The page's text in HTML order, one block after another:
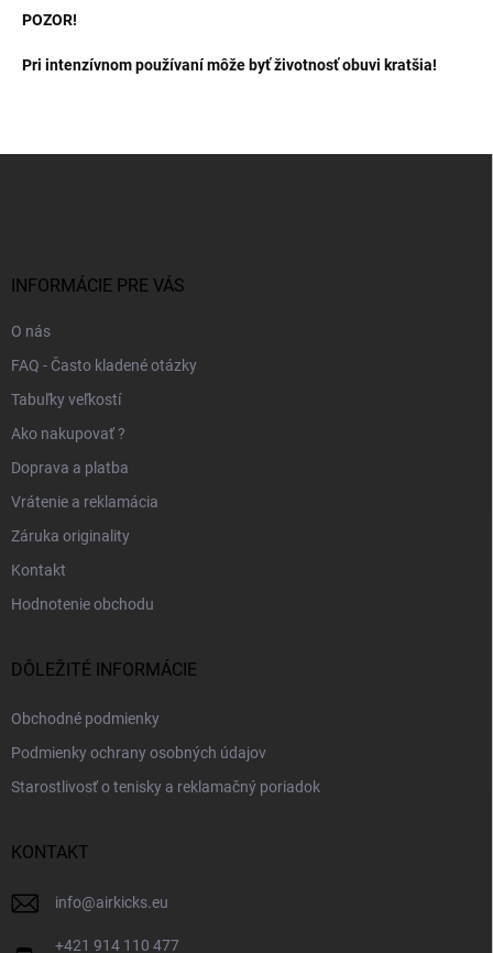
POZOR!
Pri intenzívnom používaní môže byť životnosť obuvi kratšia!
INFORMÁCIE PRE VÁS
O nás
FAQ - Často kladené otázky
Tabuľky veľkostí
Ako nakupovať ?
Doprava a platba
Vrátenie a reklamácia
Záruka originality
Kontakt
Hodnotenie obchodu
DÔLEŽITÉ INFORMÁCIE
Obchodné podmienky
Podmienky ochrany osobných údajov
Starostlivosť o tenisky a reklamačný poriadok
KONTAKT
info@airkicks.eu
+421 914 110 477